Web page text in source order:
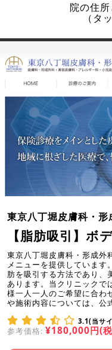
院の住
（タ
東京八丁堀皮膚科・形
【脂肪吸引】ボ
東京八丁堀皮膚科・形成外
メニューを提供しています
肪を吸引する方法であり、
あります。当クリニックで
様一人一人のご希望に合わ
や施術内容については、公
3.1(当サ
参考価格: ¥180,000円(